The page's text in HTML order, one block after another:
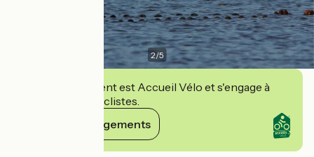
2/5
Cet établissement est Accueil Vélo et s'engage à
accueillir des cyclistes.
Voir ses engagements